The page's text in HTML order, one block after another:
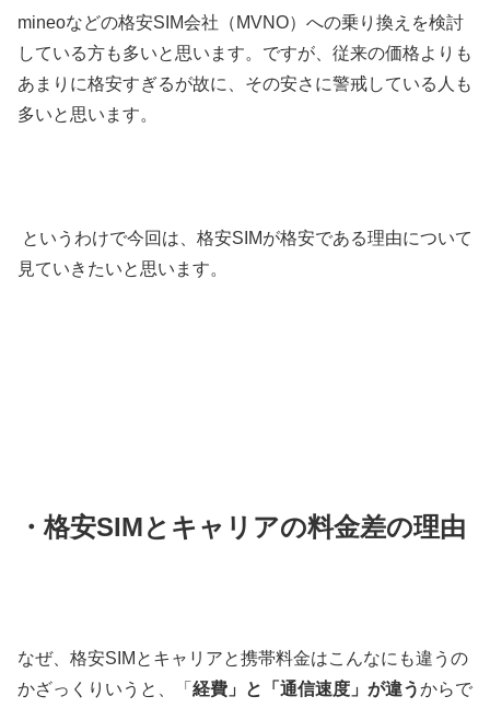
mineoなどの格安SIM会社（MVNO）への乗り換えを検討
している方も多いと思います。ですが、従来の価格よりも
あまりに格安すぎるが故に、その安さに警戒している人も
多いと思います。
というわけで今回は、格安SIMが格安である理由について
見ていきたいと思います。
・格安SIMとキャリアの料金差の理由
なぜ、格安SIMとキャリアと携帯料金はこんなにも違うの
かざっくりいうと、「 経費」と「通信速度」が違うからで